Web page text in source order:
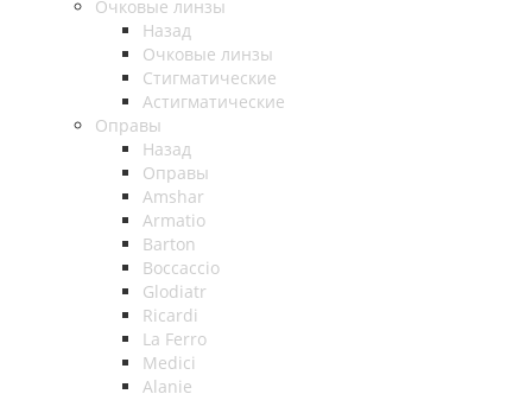
Очковые линзы
Назад
Очковые линзы
Стигматические
Астигматические
Оправы
Назад
Оправы
Amshar
Armatio
Barton
Boccaccio
Glodiatr
Ricardi
La Ferro
Medici
Alanie